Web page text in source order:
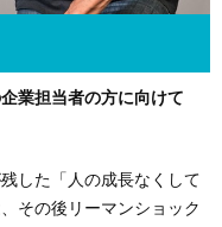
業担当者の方に向けて
した「人の成長なくして
その後リーマンショック